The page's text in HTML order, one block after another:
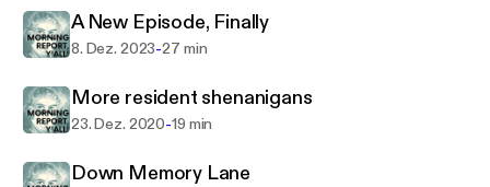
A New Episode, Finally
8. Dez. 2023-27 min
More resident shenanigans
23. Dez. 2020-19 min
Down Memory Lane